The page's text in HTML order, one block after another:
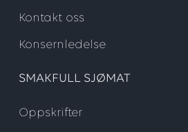
Kontakt oss
Konsernledelse
SMAKFULL SJØMAT
Oppskrifter